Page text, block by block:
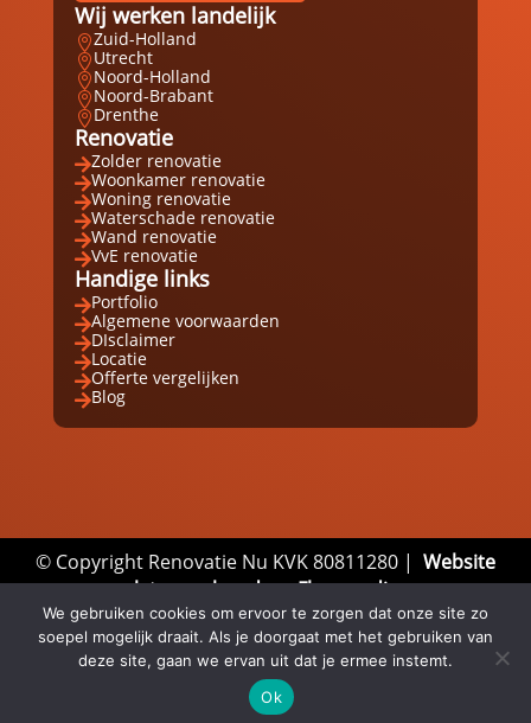
Wij werken landelijk
Zuid-Holland
Utrecht
Noord-Holland
Noord-Brabant
Drenthe
Renovatie
Zolder renovatie
Woonkamer renovatie
Woning renovatie
Waterschade renovatie
Wand renovatie
VvE renovatie
Handige links
Portfolio
Algemene voorwaarden
DIsclaimer
Locatie
Offerte vergelijken
Blog
© Copyright Renovatie Nu KVK 80811280 | Website
laten maken door Flexamedia
Privacyverklaring|Disclaimer| Algemene
Voorwaarden
Whatsapp
We gebruiken cookies om ervoor te zorgen dat onze site zo
soepel mogelijk draait. Als je doorgaat met het gebruiken van
deze site, gaan we ervan uit dat je ermee instemt.
Ok